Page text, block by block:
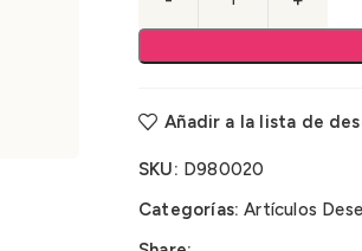
Añadir a la lista de
SKU: D980020
Categorías: Artículos